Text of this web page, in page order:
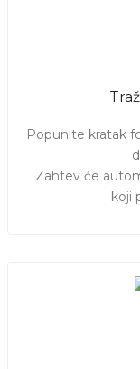
Popunite kratak
Zahtev će
koji